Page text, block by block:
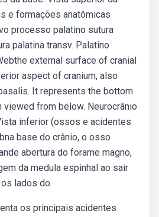
e formações anatômicas
processo palatino sutura
palatina transv. Palatino
external surface of cranial
aspect of cranium, also
It represents the bottom
from below. Neurocrânio
inferior (ossos e acidentes
base do crânio, o osso
abertura do forame magno,
da medula espinhal ao sair
lados do.
os principais acidentes